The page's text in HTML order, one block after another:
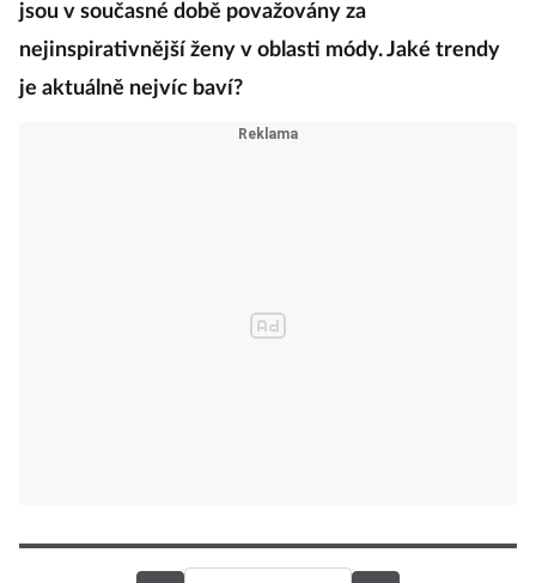
jsou v současné době považovány za
nejinspirativnější ženy v oblasti módy. Jaké trendy
je aktuálně nejvíc baví?